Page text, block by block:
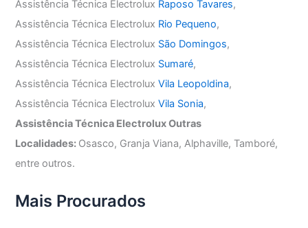
Assistência Técnica Electrolux Raposo Tavares,
Assistência Técnica Electrolux Rio Pequeno,
Assistência Técnica Electrolux São Domingos,
Assistência Técnica Electrolux Sumaré,
Assistência Técnica ElectroluxVila Leopoldina,
Assistência Técnica ElectroluxVila Sonia,
Assistência Técnica Electrolux Outras
Localidades: Osasco, Granja Viana, Alphaville, Tamboré,
entre outros.
Mais Procurados